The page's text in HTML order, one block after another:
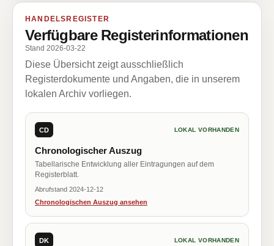
HANDELSREGISTER
Verfügbare Registerinformationen
Stand 2026-03-22
Diese Übersicht zeigt ausschließlich
Registerdokumente und Angaben, die in unserem
lokalen Archiv vorliegen.
CD LOKAL VORHANDEN
Chronologischer Auszug
Tabellarische Entwicklung aller Eintragungen auf dem
Registerblatt.
Abrufstand 2024-12-12
Chronologischen Auszug ansehen
DK LOKAL VORHANDEN